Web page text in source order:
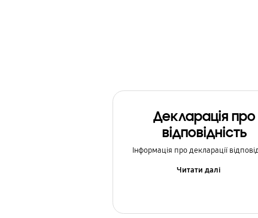
Резервне копіювання та відновленняДекларація про
відповідність
Інформація про декларації
Читати далі